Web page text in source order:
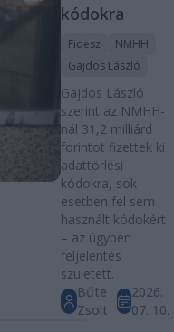
kódokra
Fidesz
NMHH
Gajdos László
Gajdos László
szerint az NMHH-
nál 31,2 milliárd
forintot fizettek ki
adattörlési
kódokra, sok
esetben fel sem
használt kódokért
– az ügyben
feljelentés
született.
Bűte
Zsolt
2026.
07. 10.